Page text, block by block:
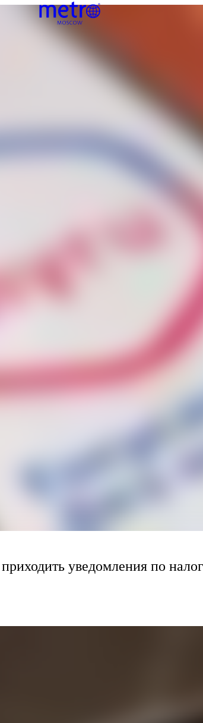
приходить уведомления по